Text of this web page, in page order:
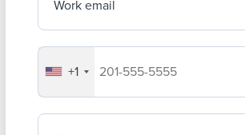
Work email
Your company's phone number
+1